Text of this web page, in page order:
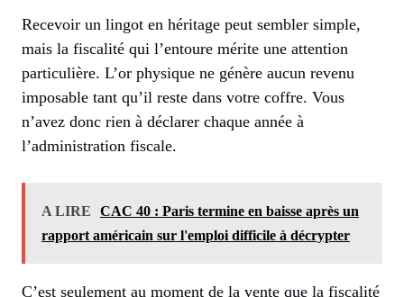
Recevoir un lingot en héritage peut sembler simple,
mais la fiscalité qui l’entoure mérite une attention
particulière. L’or physique ne génère aucun revenu
imposable tant qu’il reste dans votre coffre. Vous
n’avez donc rien à déclarer chaque année à
l’administration fiscale.
A LIRE
CAC 40 : Paris termine en baisse après un
rapport américain sur l'emploi difficile à décrypter
C’est seulement au moment de la vente que la fiscalité